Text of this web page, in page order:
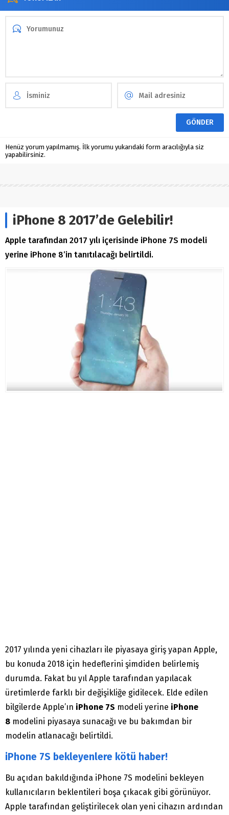
Henüz yorum yapılmamış. İlk yorumu yukarıdaki form aracılığıyla siz
yapabilirsiniz.
iPhone 8 2017’de Gelebilir!
Apple tarafından 2017 yılı içerisinde iPhone 7S modeli
yerine iPhone 8’in tanıtılacağı belirtildi.
2017 yılında yeni cihazları ile piyasaya giriş yapan Apple,
bu konuda 2018 için hedeflerini şimdiden belirlemiş
durumda. Fakat bu yıl Apple tarafından yapılacak
üretimlerde farklı bir değişikliğe gidilecek. Elde edilen
bilgilerde Apple’ın iPhone 7S modeli yerine iPhone
8 modelini piyasaya sunacağı ve bu bakımdan bir
modelin atlanacağı belirtildi.
iPhone 7S bekleyenlere kötü haber!
Bu açıdan bakıldığında iPhone 7S modelini bekleyen
kullanıcıların beklentileri boşa çıkacak gibi görünüyor.
Apple tarafından geliştirilecek olan yeni cihazın ardından